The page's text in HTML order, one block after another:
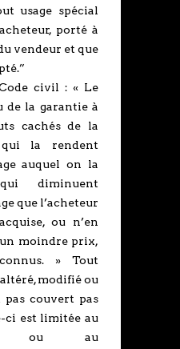
usage spécial
porté à
vendeur et que
civil : « Le
de la garantie à
cachés de la
la rendent
auquel on la
diminuent
que l’acheteur
ou n’en
moindre prix,
» Tout
modifié ou
pas couvert pas
ci est limitée au
ou au